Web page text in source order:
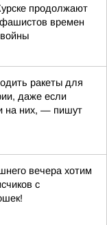
продолжают
фашистов времен
ракеты для
даже если
на них, — пишут
вечера хотим
с